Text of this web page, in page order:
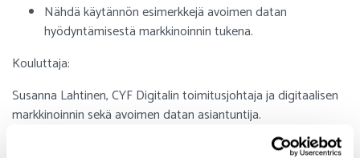
Nähdä käytännön esimerkkejä avoimen datan
hyödyntämisestä markkinoinnin tukena.
Kouluttaja:
Susanna Lahtinen, CYF Digitalin toimitusjohtaja ja digitaalisen
markkinoinnin sekä avoimen datan asiantuntija.